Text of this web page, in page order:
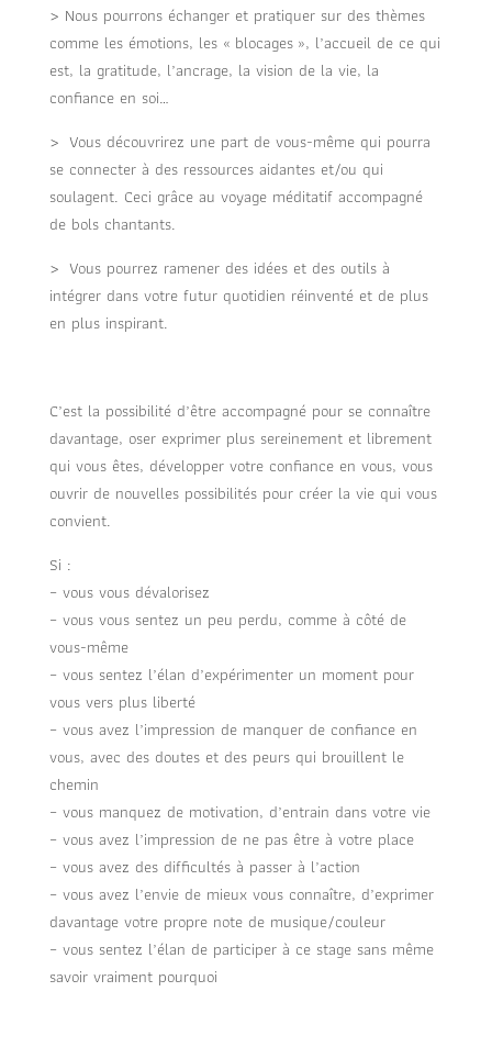
> Nous pourrons échanger et pratiquer sur des thèmes
comme les émotions, les « blocages », l’accueil de ce qui
est, la gratitude, l’ancrage, la vision de la vie, la
confiance en soi…
> Vous découvrirez une part de vous-même qui pourra
se connecter à des ressources aidantes et/ou qui
soulagent. Ceci grâce au voyage méditatif accompagné
de bols chantants.
> Vous pourrez ramener des idées et des outils à
intégrer dans votre futur quotidien réinventé et de plus
en plus inspirant.
C’est la possibilité d’être accompagné pour se connaître
davantage, oser exprimer plus sereinement et librement
qui vous êtes, développer votre confiance en vous, vous
ouvrir de nouvelles possibilités pour créer la vie qui vous
convient.
Si :
– vous vous dévalorisez
– vous vous sentez un peu perdu, comme à côté de
vous-même
– vous sentez l’élan d’expérimenter un moment pour
vous vers plus liberté
– vous avez l’impression de manquer de confiance en
vous, avec des doutes et des peurs qui brouillent le
chemin
– vous manquez de motivation, d’entrain dans votre vie
– vous avez l’impression de ne pas être à votre place
– vous avez des difficultés à passer à l’action
– vous avez l’envie de mieux vous connaître, d’exprimer
davantage votre propre note de musique/couleur
– vous sentez l’élan de participer à ce stage sans même
savoir vraiment pourquoi